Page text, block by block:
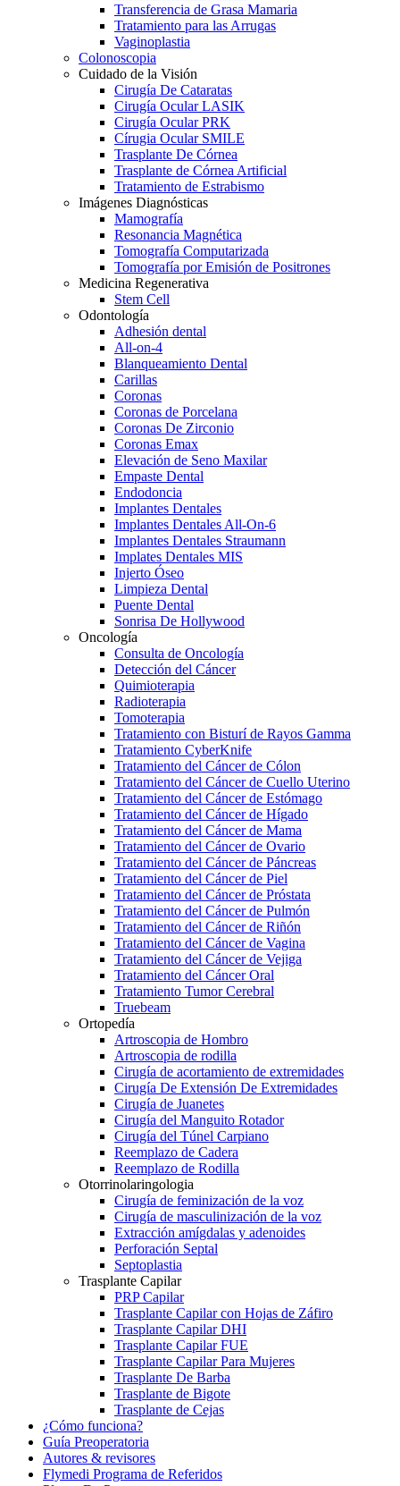
Transferencia de Grasa Mamaria
Tratamiento para las Arrugas
Vaginoplastia
Colonoscopia
Cuidado de la Visión
Cirugía De Cataratas
Cirugía Ocular LASIK
Cirugía Ocular PRK
Círugia Ocular SMILE
Trasplante De Córnea
Trasplante de Córnea Artificial
Tratamiento de Estrabismo
Imágenes Diagnósticas
Mamografía
Resonancia Magnética
Tomografía Computarizada
Tomografía por Emisión de Positrones
Medicina Regenerativa
Stem Cell
Odontología
Adhesión dental
All-on-4
Blanqueamiento Dental
Carillas
Coronas
Coronas de Porcelana
Coronas De Zirconio
Coronas Emax
Elevación de Seno Maxilar
Empaste Dental
Endodoncia
Implantes Dentales
Implantes Dentales All-On-6
Implantes Dentales Straumann
Implates Dentales MIS
Injerto Óseo
Limpieza Dental
Puente Dental
Sonrisa De Hollywood
Oncología
Consulta de Oncología
Detección del Cáncer
Quimioterapia
Radioterapia
Tomoterapia
Tratamiento con Bisturí de Rayos Gamma
Tratamiento CyberKnife
Tratamiento del Cáncer de Cólon
Tratamiento del Cáncer de Cuello Uterino
Tratamiento del Cáncer de Estómago
Tratamiento del Cáncer de Hígado
Tratamiento del Cáncer de Mama
Tratamiento del Cáncer de Ovario
Tratamiento del Cáncer de Páncreas
Tratamiento del Cáncer de Piel
Tratamiento del Cáncer de Próstata
Tratamiento del Cáncer de Pulmón
Tratamiento del Cáncer de Riñón
Tratamiento del Cáncer de Vagina
Tratamiento del Cáncer de Vejiga
Tratamiento del Cáncer Oral
Tratamiento Tumor Cerebral
Truebeam
Ortopedía
Artroscopia de Hombro
Artroscopia de rodilla
Cirugía de acortamiento de extremidades
Cirugía De Extensión De Extremidades
Cirugía de Juanetes
Cirugía del Manguito Rotador
Cirugía del Túnel Carpiano
Reemplazo de Cadera
Reemplazo de Rodilla
Otorrinolaringologia
Cirugía de feminización de la voz
Cirugía de masculinización de la voz
Extracción amígdalas y adenoides
Perforación Septal
Septoplastia
Trasplante Capilar
PRP Capilar
Trasplante Capilar con Hojas de Záfiro
Trasplante Capilar DHI
Trasplante Capilar FUE
Trasplante Capilar Para Mujeres
Trasplante De Barba
Trasplante de Bigote
Trasplante de Cejas
¿Cómo funciona?
Guía Preoperatoria
Autores & revisores
Flymedi Programa de Referidos